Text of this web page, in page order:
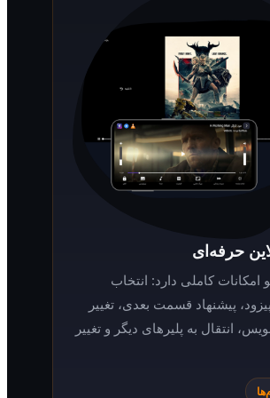
دارد: انتخاب
قسمت بعدی، تغییر
به پلیرهای دیگر و تغییر